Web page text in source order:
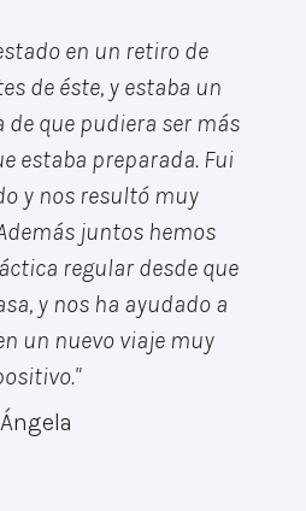
en un retiro de
de éste, y estaba un
de que pudiera ser más
estaba preparada. Fui
y nos resultó muy
juntos hemos
regular desde que
y nos ha ayudado a
un nuevo viaje muy
Ángela